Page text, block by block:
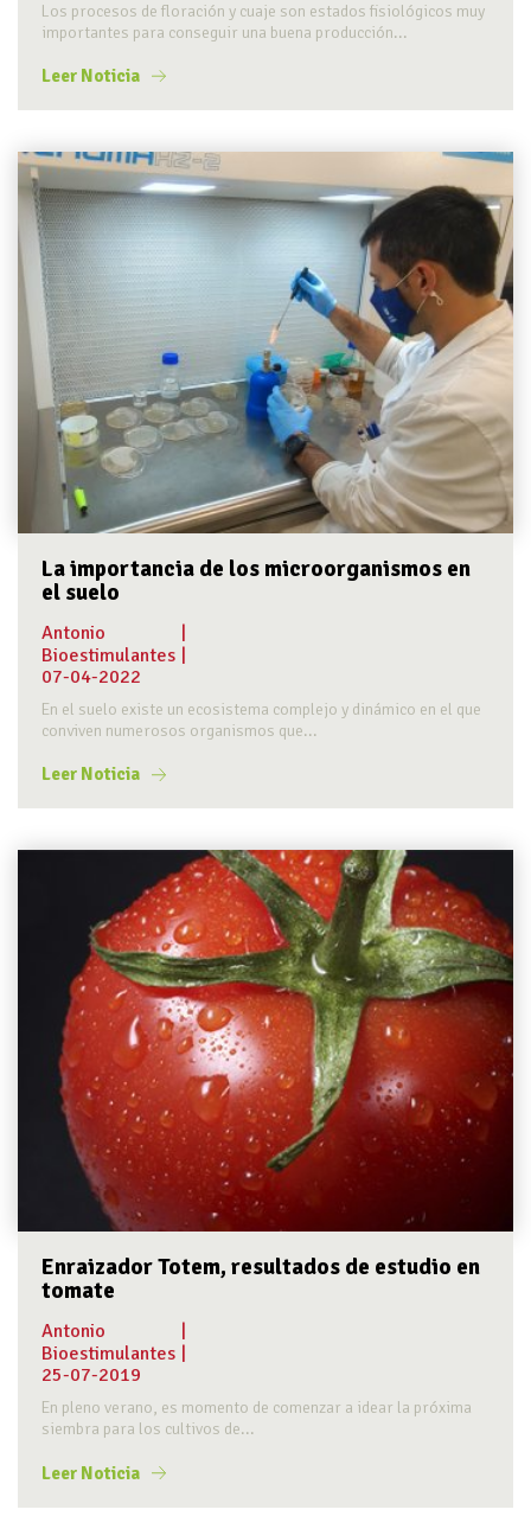
Los procesos de floración y cuaje son estados fisiológicos muy
importantes para conseguir una buena producción...
Leer Noticia
La importancia de los microorganismos en
el suelo
Antonio
Bioestimulantes
07-04-2022
En el suelo existe un ecosistema complejo y dinámico en el que
conviven numerosos organismos que...
Leer Noticia
Enraizador Totem, resultados de estudio en
tomate
Antonio
Bioestimulantes
25-07-2019
En pleno verano, es momento de comenzar a idear la próxima
siembra para los cultivos de...
Leer Noticia